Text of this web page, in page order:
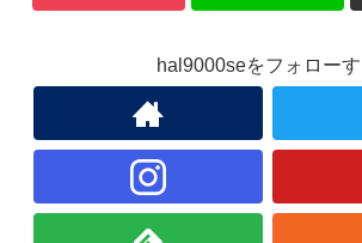
hal9000seをフォロー